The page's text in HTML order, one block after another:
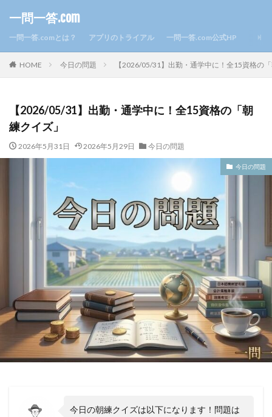
一問一答.com
一問一答.comとは？ アプリのトライアル 一問一答.com公式HP
HOME 今日の問題 【2026/05/31】出勤・通学中に！全15資格の
【2026/05/31】出勤・通学中に！全15資格の「朝
練クイズ」
2026年5月31日 2026年5月29日 今日の問題
今日の問題
今日の朝練クイズは以下になります！問題は